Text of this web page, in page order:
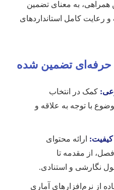
همراهی، به معنای تضمین
رعایت کامل استانداردهای
حرفه‌ای تضمین شده
کمک در انتخاب
با توجه به علاقه و
ارائه محتوای
از مقدمه تا
نگارشی و استنادی.
از نرم‌افزارهای آماری